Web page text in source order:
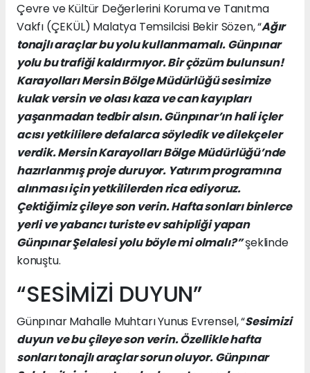
Çevre ve Kültür Değerlerini Koruma ve Tanıtma
Vakfı (ÇEKÜL) Malatya Temsilcisi Bekir Sözen, “Ağır
tonajlı araçlar bu yolu kullanmamalı. Günpınar
yolu bu trafiği kaldırmıyor. Bir çözüm bulunsun!
Karayolları Mersin Bölge Müdürlüğü sesimize
kulak versin ve olası kaza ve can kayıpları
yaşanmadan tedbir alsın. Günpınar’ın hali içler
acısı yetkililere defalarca söyledik ve dilekçeler
verdik. Mersin Karayolları Bölge Müdürlüğü’nde
hazırlanmış proje duruyor. Yatırım programına
alınması için yetkililerden rica ediyoruz.
Çektiğimiz çileye son verin. Hafta sonları binlerce
yerli ve yabancı turiste ev sahipliği yapan
Günpınar Şelalesi yolu böyle mi olmalı?”şeklinde
konuştu.
“SESİMİZİ DUYUN”
Günpınar Mahalle Muhtarı Yunus Evrensel, “Sesimizi
duyun ve bu çileye son verin. Özellikle hafta
sonları tonajlı araçlar sorun oluyor. Günpınar